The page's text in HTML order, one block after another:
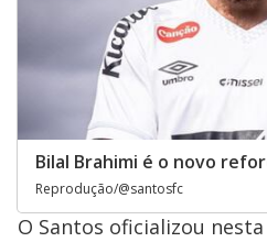
Bilal Brahimi é o novo
Reprodução/@santosfc
O Santos oficializou